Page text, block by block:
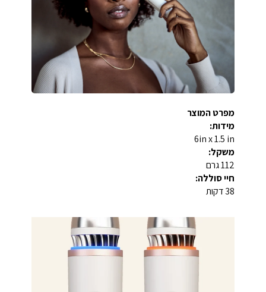
מפרט המוצר
מידות:
6in x 1.5 in
משקל:
112 גרם
חיי סוללה:
38 דקות